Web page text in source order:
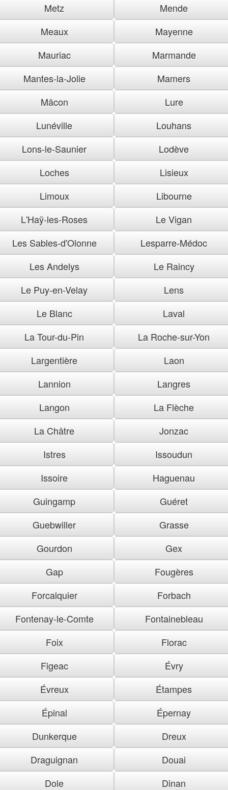
Metz
Mende
Meaux
Mayenne
Mauriac
Marmande
Mantes-la-Jolie
Mamers
Mâcon
Lure
Lunéville
Louhans
Lons-le-Saunier
Lodève
Loches
Lisieux
Limoux
Libourne
L'Haÿ-les-Roses
Le Vigan
Les Sables-d'Olonne
Lesparre-Médoc
Les Andelys
Le Raincy
Le Puy-en-Velay
Lens
Le Blanc
Laval
La Tour-du-Pin
La Roche-sur-Yon
Largentière
Laon
Lannion
Langres
Langon
La Flèche
La Châtre
Jonzac
Istres
Issoudun
Issoire
Haguenau
Guingamp
Guéret
Guebwiller
Grasse
Gourdon
Gex
Gap
Fougères
Forcalquier
Forbach
Fontenay-le-Comte
Fontainebleau
Foix
Florac
Figeac
Évry
Évreux
Étampes
Épinal
Épernay
Dunkerque
Dreux
Draguignan
Douai
Dole
Dinan